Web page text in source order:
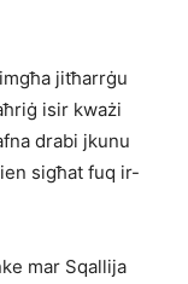
jitħarrġu
isir kważi
drabi jkunu
sigħat fuq ir-
mar Sqallija